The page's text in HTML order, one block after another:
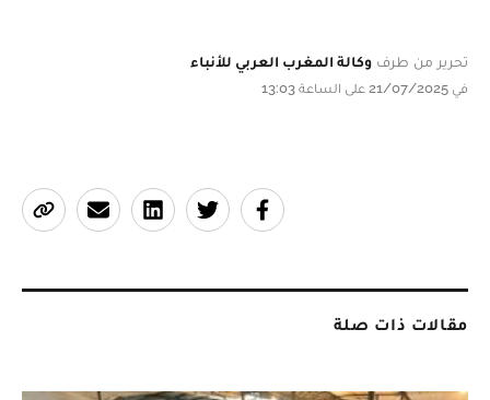
تحرير من طرف وكالة المغرب العربي للأنباء
في 21/07/2025 على الساعة 13:03
مقالات ذات صلة